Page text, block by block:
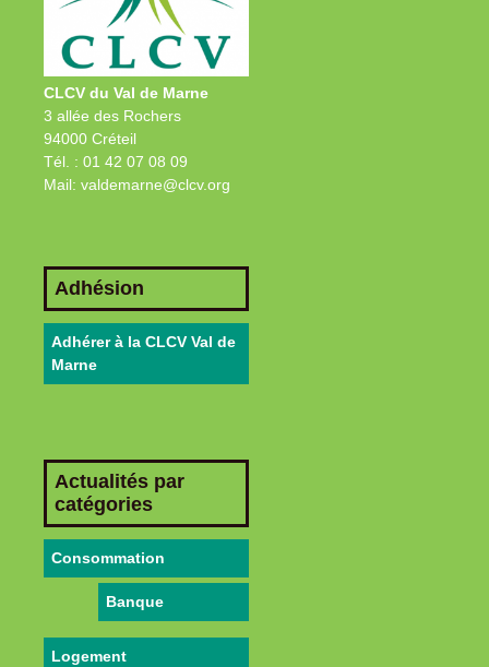
CLCV du Val de Marne
3 allée des Rochers
94000 Créteil
Tél. : 01 42 07 08 09
Mail: valdemarne@clcv.org
Adhésion
Adhérer à la CLCV Val de
Marne
Actualités par
catégories
Consommation
Banque
Logement